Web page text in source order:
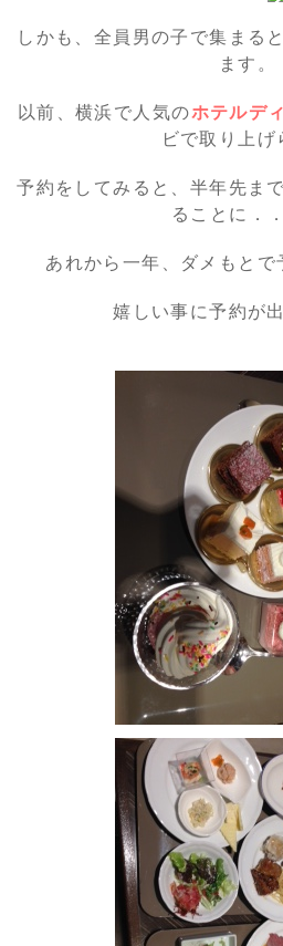
しかも、全員男の子で集まる
ます。
以前、横浜で人気のホテルデ
ビで取り上げ
予約をしてみると、半年先ま
ることに．．
あれから一年、ダメもとで
嬉しい事に予約が